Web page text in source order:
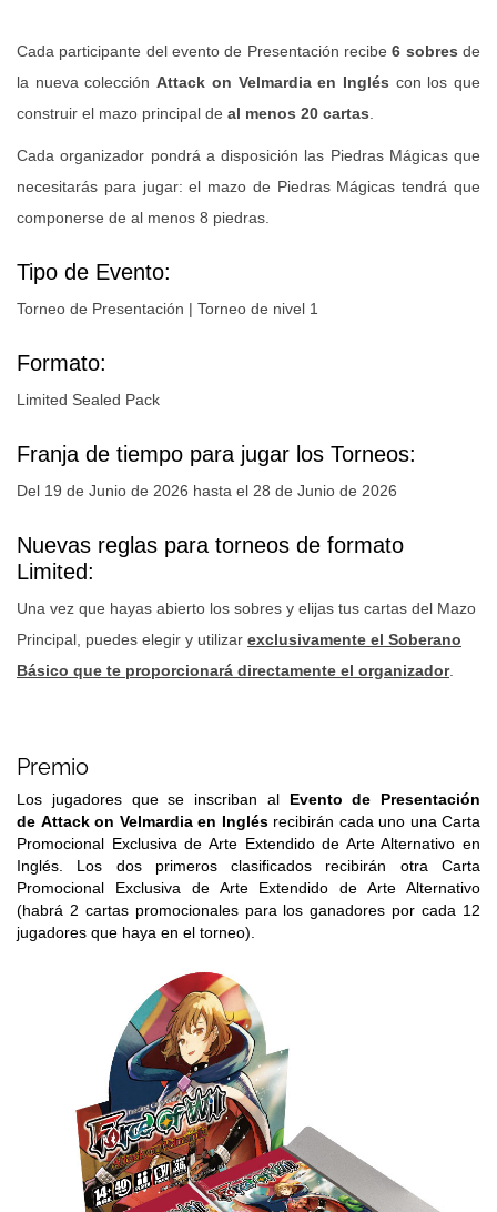
Cada participante del evento de Presentación recibe6 sobres de
la nueva colecciónAttack on Velmardia en Inglés con los que
construir el mazo principal de al menos 20 cartas
Cada organizador pondrá a disposición las Piedras Mágicas que
necesitarás para jugar: el mazo de Piedras Mágicas tendrá que
componerse de al menos 8 piedras.
Tipo de Evento:
Torneo de Presentación | Torneo de nivel 1
Formato:
Limited Sealed Pack
Franja de tiempo para jugar los Torneos:
Del 19 de Junio de 2026 hasta el 28 de Junio de 2026
Nuevas reglas para torneos de formato
Limited:
Una vez que hayas abierto los sobres y elijas tus cartas del Mazo
Principal, puedes elegir y utilizar exclusivamente el Soberano
Básico que te proporcionará directamente el organizador.
Premio
Los jugadores que se inscriban al
Evento de Presentación
de Attack on Velmardia en Inglés recibirán cada uno una Carta
Promocional Exclusiva de Arte Extendido de Arte Alternativo en
Inglés. Los dos primeros clasificados recibirán otra Carta
Promocional Exclusiva de Arte Extendido de Arte Alternativo
(habrá 2 cartas promocionales para los ganadores por cada 12
jugadores que haya en el torneo).